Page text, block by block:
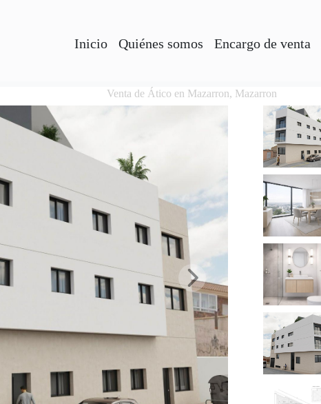
Inicio Quiénes somos Encargo de venta
Venta de Ático en Mazarron, Mazarron